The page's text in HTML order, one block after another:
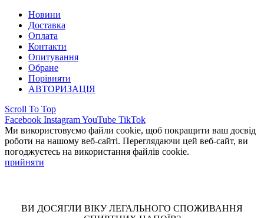
Новини
Доставка
Оплата
Контакти
Опитування
Обране
Порівняти
АВТОРИЗАЦІЯ
Scroll To Top
Facebook InstagramYouTube TikTok
Ми використовуємо файли cookie, щоб покращити ваш досвід
роботи на нашому веб-сайті. Переглядаючи цей веб-сайт, ви
погоджуєтесь на використання файлів cookie.
прийняти
ВИ ДОСЯГЛИ ВІКУ ЛЕГАЛЬНОГО СПОЖИВАННЯ